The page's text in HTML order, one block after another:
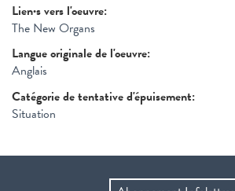
Lien·s vers l'oeuvre:
The New Organs
Langue originale de l'oeuvre:
Anglais
Catégorie de tentative d'épuisement:
Situation